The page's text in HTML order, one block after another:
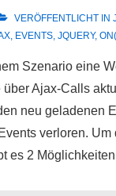
VERÖFFENTLICHT IN
, EVENTS, JQUERY,
Szenario eine
über Ajax-Calls
neu geladenen
verloren. Um
es 2